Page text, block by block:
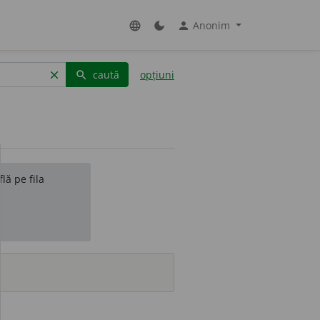
language dark_mode person Anonim
clear search caută opțiuni
pe fila